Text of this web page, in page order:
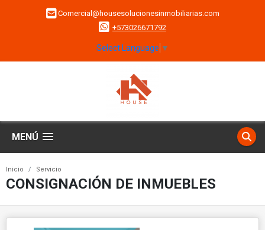
Comercial@housesolucionesinmobiliarias.com
+573026671792
Select Language ▼
MENÚ
Inicio Servicio
CONSIGNACIÓN DE INMUEBLES